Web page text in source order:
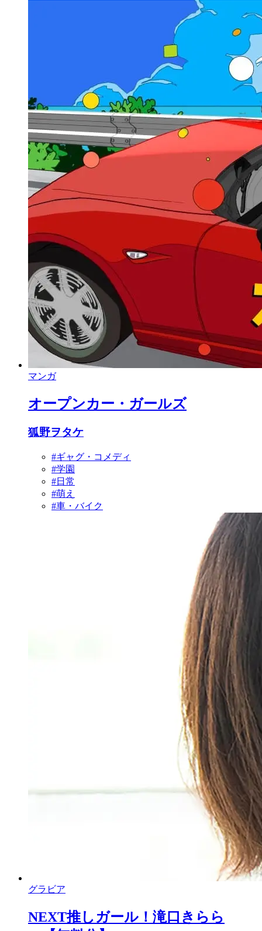
マンガ
オープンカー・ガールズ
狐野ヲタケ
#ギャグ・コメディ
#学園
#日常
#萌え
#車・バイク
グラビア
NEXT推しガール！滝口きらら